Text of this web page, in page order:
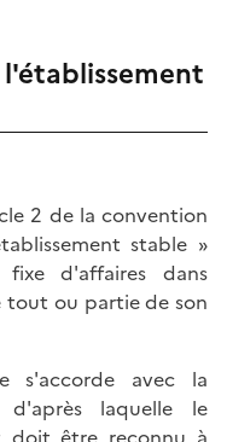
2 de la convention
stable »
fixe d'affaires dans
tout ou partie de son
s'accorde avec la
d'après laquelle le